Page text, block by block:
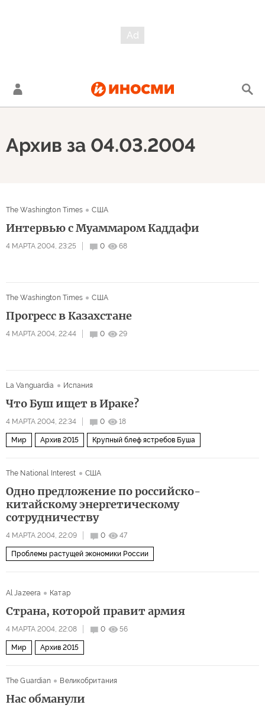
Архив за 04.03.2004
The Washington Times США
Интервью с Муаммаром Каддафи
4 МАРТА 2004, 23:25 0 68
The Washington Times США
Прогресс в Казахстане
4 МАРТА 2004, 22:44 0 29
La Vanguardia Испания
Что Буш ищет в Ираке?
4 МАРТА 2004, 22:34 0 18
Мир Архив 2015 Крупный блеф ястребов Буша
The National Interest США
Одно предложение по российско-
китайскому энергетическому
сотрудничеству
4 МАРТА 2004, 22:09 0 47
Проблемы растущей экономики России
Al Jazeera Катар
Страна, которой правит армия
4 МАРТА 2004, 22:08 0 56
Мир Архив 2015
The Guardian Великобритания
Нас обманули